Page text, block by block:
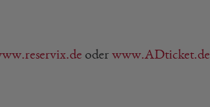
oder www.ADticket.de